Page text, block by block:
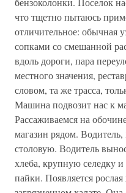
что тщетно пытаюсь
отличительное: обычная
сопками со смешанной
вдоль дороги, пара
местного значения,
словом, та же трасса,
Машина подвозит нас к
Рассаживаемся на
магазин рядом.
столовую. Водитель
хлеба, крупную селедку
пайки. Появляется